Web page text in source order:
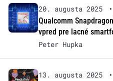
20. augusta 2025 •
Qualcomm
vpred pre lacné
Peter Hupka
13. augusta 2025 •